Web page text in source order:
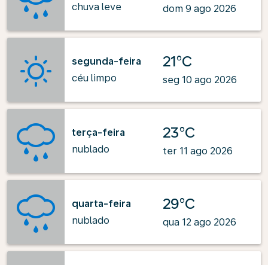
chuva leve
dom 9 ago 2026
segunda-feira
céu limpo
21°C
seg 10 ago 2026
terça-feira
nublado
23°C
ter 11 ago 2026
quarta-feira
nublado
29°C
qua 12 ago 2026